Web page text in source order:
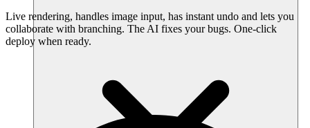
Live rendering, handles image input, has instant undo and lets you
collaborate with branching. The AI fixes your bugs. One-click
deploy when ready.